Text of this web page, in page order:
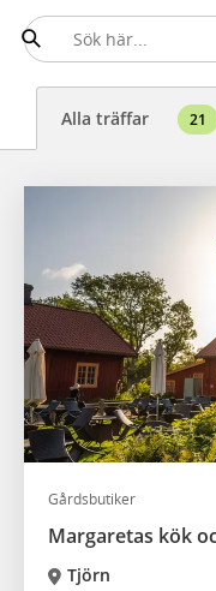
Alla träffar 21
Gårdsbutiker
Margaretas kök
Tjörn